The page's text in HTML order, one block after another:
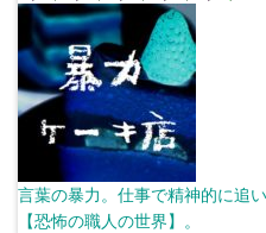
言葉の暴力。仕事で精神的に追
【恐怖の職人の世界】。